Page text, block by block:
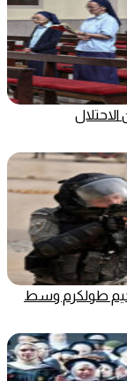
طولكرم وسط